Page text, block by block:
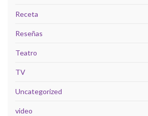
Receta
Reseñas
Teatro
TV
Uncategorized
video